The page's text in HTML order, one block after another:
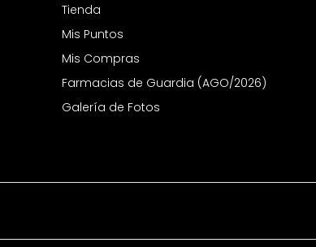
Tienda
Mis Puntos
Mis Compras
Farmacias de Guardia (AGO/2026)
Galería de Fotos